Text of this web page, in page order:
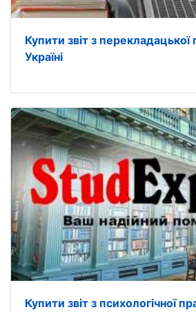
Купити звіт з перекладацької
Україні
Купити звіт з психологічної